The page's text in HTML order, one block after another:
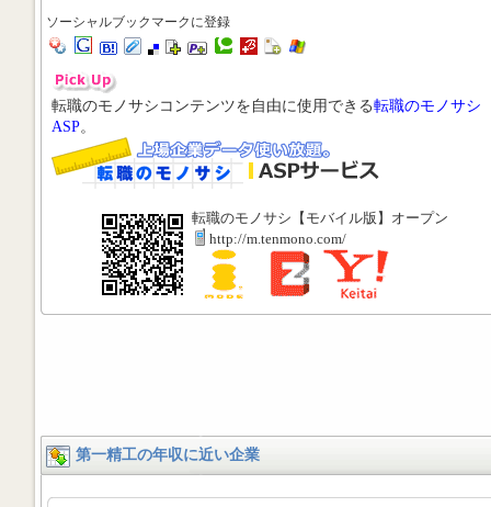
ソーシャルブックマークに登録
転職のモノサシコンテンツを自由に使用できる転職のモノサシ
ASP。
転職のモノサシ【モバイル版】オープン
http://m.tenmono.com/
第一精工の年収に近い企業